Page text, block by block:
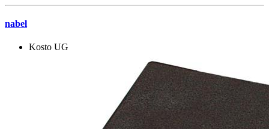
nabel
Kosto UG